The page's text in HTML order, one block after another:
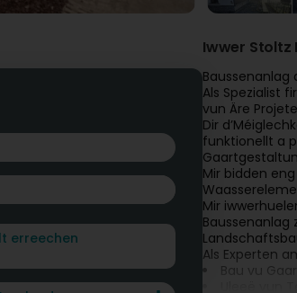
Iwwer Stoltz
Als Spezialist
vun Äre
Dir
funktionellt a
Mir bidden
Mir
Baussenanlag
Als Experten
Bau vu